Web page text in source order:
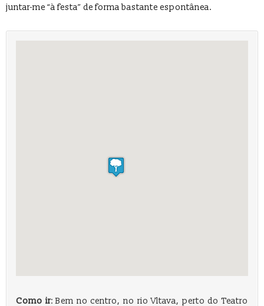
juntar-me “à festa” de forma bastante espontânea.
Como ir: Bem no centro, no rio Vltava, perto do Teatro